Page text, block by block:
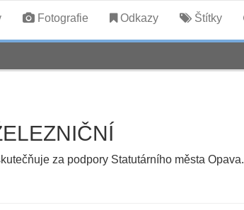
Fotografie Odkazy Štítky
za podpory Statutárního města Opava.